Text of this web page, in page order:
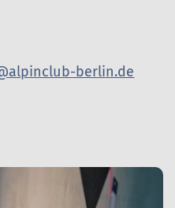
berlin.de